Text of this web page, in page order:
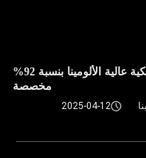
كرات أسطوانة الطحن السيراميكية عالية الألومينا بنسبة 92%
مخصصة
2025-04-12